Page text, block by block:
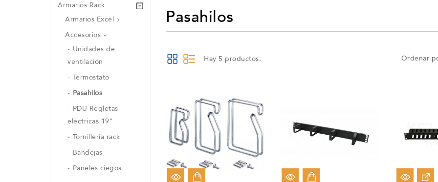
Armarios Rack
Armarios Excel 
Accesorios 
Unidades de
ventilación
Termostato
Pasahilos
PDU Regletas
eléctricas 19"
Tornillería rack
Bandejas
Paneles ciegos
Pasahilos
Hay 5 productos. Ordenar